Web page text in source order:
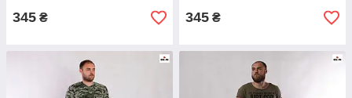
345 ₴ 345 ₴